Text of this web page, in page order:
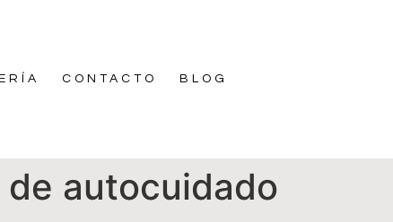
CONTACTO BLOG
de autocuidado